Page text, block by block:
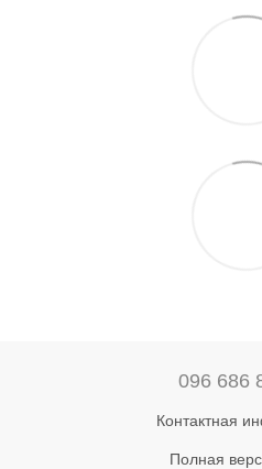
096 686
Контактная
Полная